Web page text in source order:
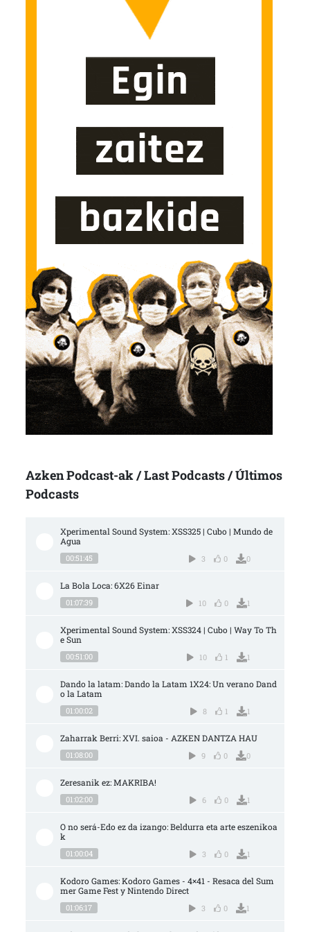
Azken Podcast-ak / Last Podcasts / Últimos
Podcasts
Xperimental Sound System: XSS325 | Cubo | Mundo de
Agua
00:51:45 3 0 0
La Bola Loca: 6X26 Einar
01:07:39 10 0 1
Xperimental Sound System: XSS324 | Cubo | Way To Th
e Sun
00:51:00 10 1 1
Dando la latam: Dando la Latam 1X24: Un verano Dand
o la Latam
01:00:02 8 1 1
Zaharrak Berri: XVI. saioa - AZKEN DANTZA HAU
01:08:00 9 0 0
Zeresanik ez: MAKRIBA!
01:02:00 6 0 1
O no será-Edo ez da izango: Beldurra eta arte eszenikoa
k
01:00:04 3 0 1
Kodoro Games: Kodoro Games - 4×41 - Resaca del Sum
mer Game Fest y Nintendo Direct
01:06:17 3 0 1